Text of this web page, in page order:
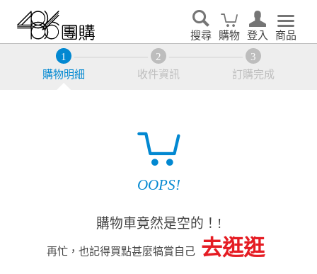
搜尋 購物 登入 商品
購物明細 收件資訊 訂購完成
OOPS!
購物車竟然是空的！!
再忙，也記得買點甚麼犒賞自己 去逛逛